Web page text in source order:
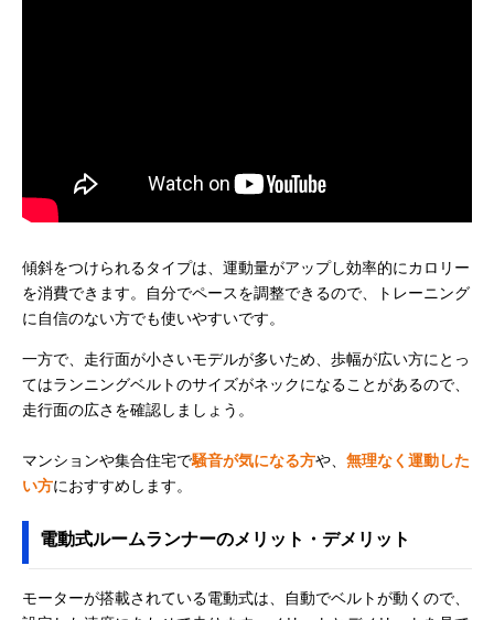
傾斜をつけられるタイプは、運動量がアップし効率的にカロリー
を消費できます。自分でペースを調整できるので、トレーニング
に自信のない方でも使いやすいです。
一方で、走行面が小さいモデルが多いため、歩幅が広い方にとっ
てはランニングベルトのサイズがネックになることがあるので、
走行面の広さを確認しましょう。
マンションや集合住宅で騒音が気になる方や、 無理なく運動した
い方におすすめします。
電動式ルームランナーのメリット・デメリット
モーターが搭載されている電動式は、自動でベルトが動くので、